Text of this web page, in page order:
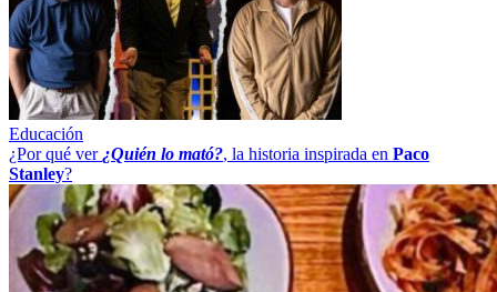
Educación
¿Por qué ver ¿Quién lo mató?, la historia inspirada en Paco
Stanley?